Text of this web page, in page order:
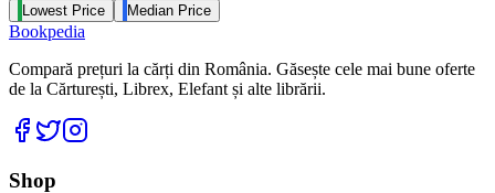
Lowest Price Median Price
Bookpedia
Compară prețuri la cărți din România. Găsește cele mai bune oferte
de la Cărturești, Librex, Elefant și alte librării.
Facebook
Twitter
Shop